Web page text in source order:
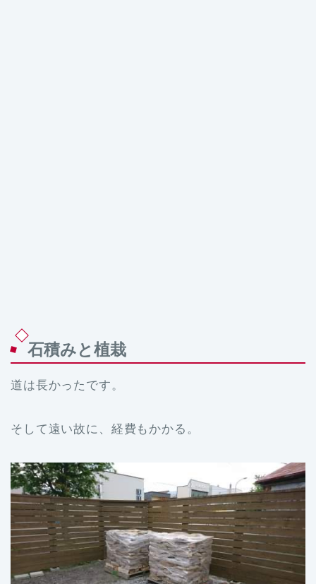
石積みと植栽
道は長かったです。
そして遠い故に、経費もかかる。